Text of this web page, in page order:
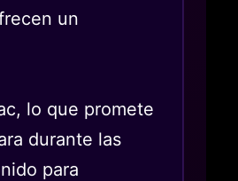
un
lo que promete
durante las
para